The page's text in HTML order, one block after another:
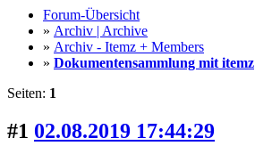
Forum-Übersicht
» Archiv | Archive
» Archiv - Itemz + Members
» Dokumentensammlung mit itemz
Seiten: 1
#1 02.08.2019 17:44:29